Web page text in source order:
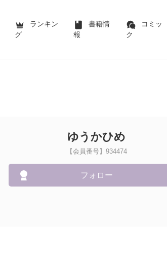
ランキン
グ
書籍情
報
コミッ
ク
ゆうかひめ
【会員番号】934474
フォロー